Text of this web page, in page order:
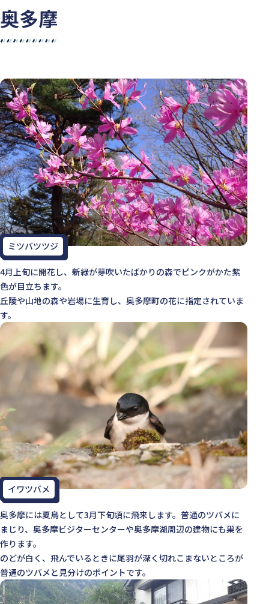
奥多摩
ミツバツツジ
4月上旬に開花し、新緑が芽吹いたばかりの森でピンクがかた紫
色が目立ちます。
丘陵や山地の森や岩場に生育し、奥多摩町の花に指定されていま
す。
イワツバメ
奥多摩には夏鳥として3月下旬頃に飛来します。普通のツバメに
まじり、奥多摩ビジターセンターや奥多摩湖周辺の建物にも巣を
作ります。
のどが白く、飛んでいるときに尾羽が深く切れこまないところが
普通のツバメと見分けのポイントです。